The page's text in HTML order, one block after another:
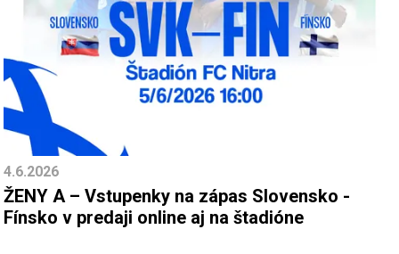
4.6.2026
ŽENY A – Vstupenky na zápas Slovensko -
Fínsko v predaji online aj na štadióne